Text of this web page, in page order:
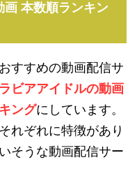
画 本数順ランキン
すすめの動画配信サ
ビアアイドルの動画
ングにしています。
れぞれに特徴があり
そうな動画配信サー